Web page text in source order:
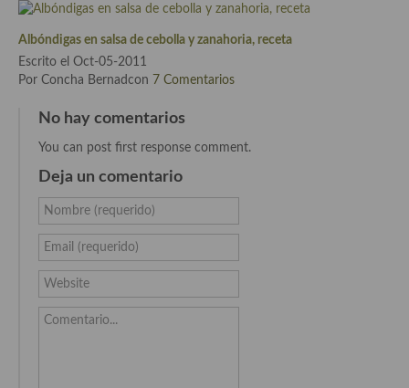
Cocina China
Cocina de Hawái
Cocina Africana
Cocina Sudafrinaca
Cocina del Congo
Cocina Sefardí
Albóndigas en salsa de cebolla y zanahoria, receta
Escrito el Oct-05-2011
Por Concha Bernadcon 7 Comentarios
No hay comentarios
You can post first response comment.
Deja un comentario
Nombre (requerido)
Email (requerido)
Website
Comentario...